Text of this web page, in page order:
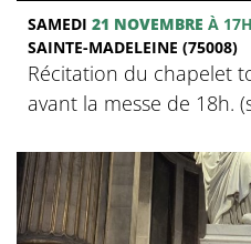
SAMEDI 21 NOVEMBRE À
SAINTE-MADELEINE (75008)
Récitation du chapelet
avant la messe de 18h.